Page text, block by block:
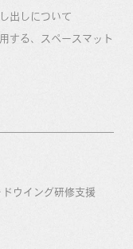
出しについて
する、スペースマット
ウイング研修支援